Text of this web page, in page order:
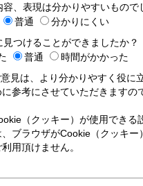
、表現は分かりやすいもので
普通
分かりにくい
見つけることができましたか？
普通
時間がかかった
見は、より分かりやすく役に
参考にさせていただきますの
（クッキー）が使用できる
ブラウザがCookie（クッキー
用頂けません。